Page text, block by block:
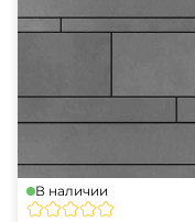
В наличии